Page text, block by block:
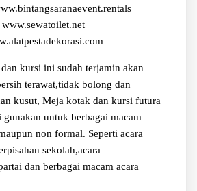
www.sewatoilet.net
kursi ini sudah terjamin akan
terawat,tidak bolong dan
kusut, Meja kotak dan kursi futura
untuk berbagai macam
non formal. Seperti acara
sekolah,acara
dan berbagai macam acara